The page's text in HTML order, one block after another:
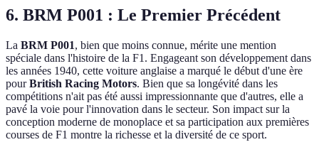
6. BRM P001 : Le Premier Précédent
La BRM P001, bien que moins connue, mérite une mention
spéciale dans l'histoire de la F1. Engageant son développement dans
les années 1940, cette voiture anglaise a marqué le début d'une ère
pourBritish Racing Motors. Bien que sa longévité dans les
compétitions n'ait pas été aussi impressionnante que d'autres, elle a
pavé la voie pour l'innovation dans le secteur. Son impact sur la
conception moderne de monoplace et sa participation aux premières
courses de F1 montre la richesse et la diversité de ce sport.